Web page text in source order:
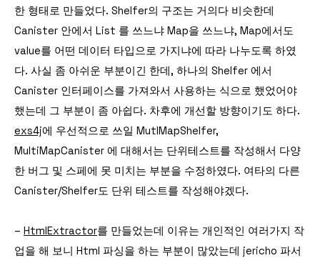
한 형태로 만들었다. Shelfer의 구조는 거의다 비슷한데
Canister 안에서 List 를 쓰느냐 Map을 쓰느냐, Map에서도
value를 어떤 데이터 타입으로 가지냐에 따라 나누도록 하였
다. 사실 좀 아쉬운 부분이긴 한데, 하나의 Shelfer 에서
Canister 인터페이스를 가져와서 사용하는 식으로 했었어야
했는데 그 부분이 좀 아쉽다. 차후에 개선할 방향이기도 하다.
exs4j에 우선적으로 쓰일 MutlMapShelfer,
MultiMapCanister 에 대해서는 단위테스트를 작성해서 다양
한 버그 및 스페에 못 미치는 부분을 수정하였다. 여타의 다른
Canister/Shelfer도 단위 테스트를 작성해야겠다.
– HtmlExtractor를 만들었는데 이유는 개인적인 여러가지 작
업을 해 보니 Html 파싱을 하는 부분이 많았는데 jericho 파서